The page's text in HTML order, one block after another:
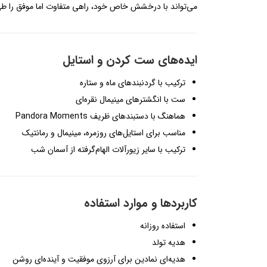
می‌تواند با درخشش خاص خود، راهی متفاوت اما موفق را
ایده‌های ست کردن و استایل
ترکیب با گردنبندهای ماه و ستاره
ست با انگشترهای مینیمال نقره‌ای
هماهنگ با دستبندهای ظریف Pandora Moments
مناسب برای استایل‌های روزمره، مینیمال و رمانتیک
ترکیب با سایر زیورآلات الهام‌گرفته از آسمان شب
کاربردها و موارد استفاده
استفاده روزانه
هدیه تولد
هدیه‌ای نمادین برای آرزوی موفقیت و آینده‌ای روشن